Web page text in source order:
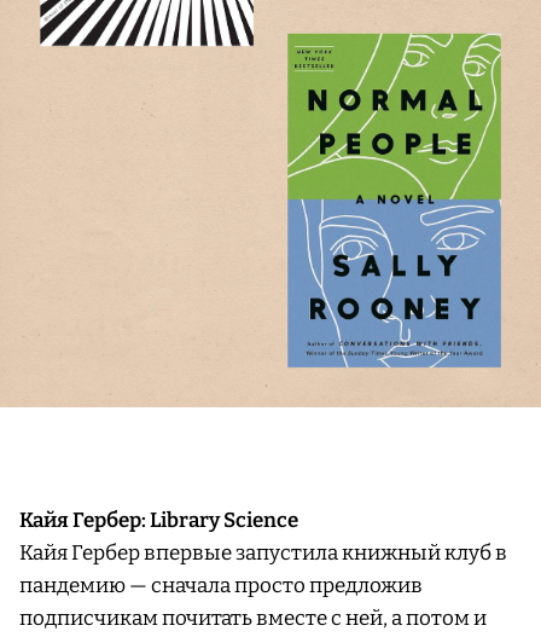
Кайя Гербер: Library Science
Кайя Гербер впервые запустила книжный клуб в
пандемию — сначала просто предложив
подписчикам почитать вместе с ней, а потом и